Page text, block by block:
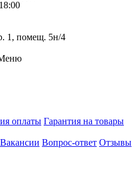
1, помещ. 5н/4
оплаты Гарантия на товары
Вакансии Вопрос-ответ Отзывы